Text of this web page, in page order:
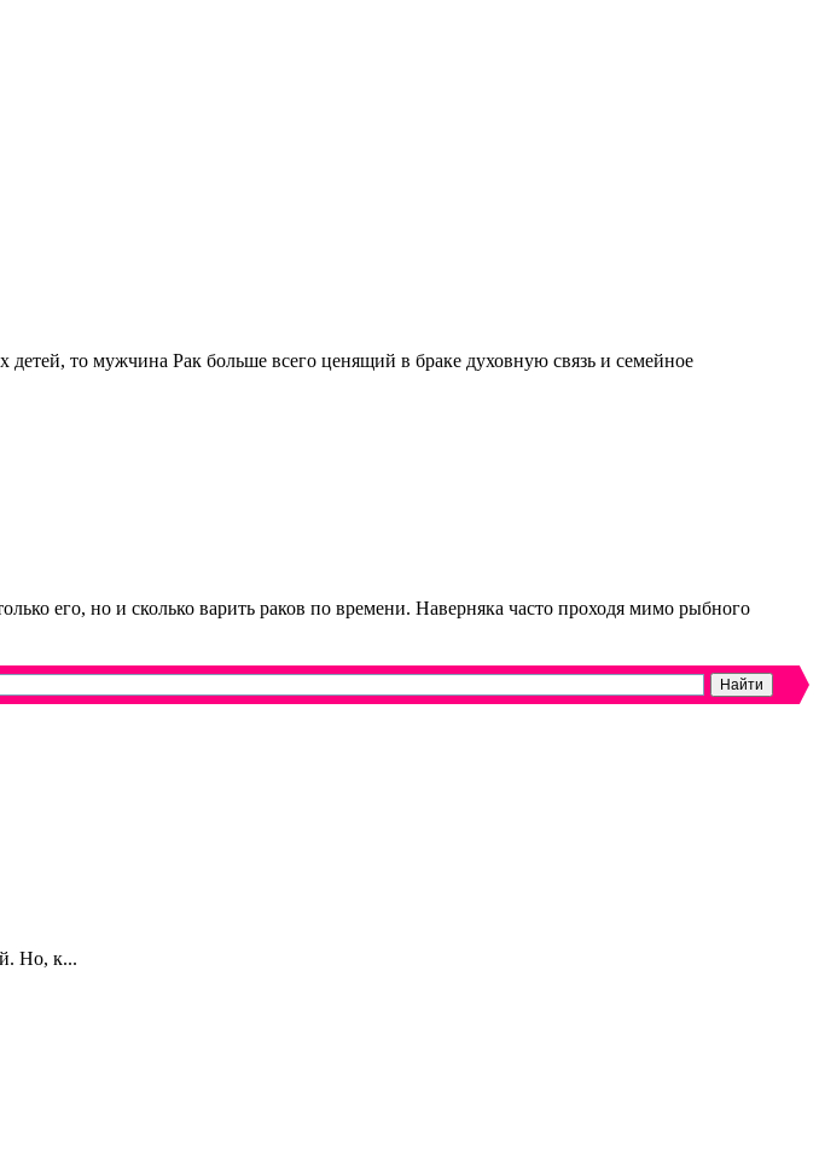
то мужчина Рак больше всего ценящий в браке духовную связь и семейное
его, но и сколько варить раков по времени. Наверняка часто проходя мимо рыбного
Но, к...